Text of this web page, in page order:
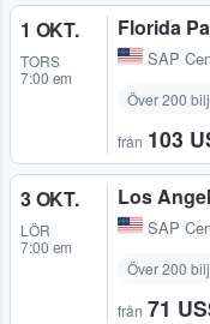
1 OKT.
TORS
7:00 em
Florida
SAP
Över 200
från 103
3 OKT.
LÖR
7:00 em
Los
SAP
Över 200
från 71